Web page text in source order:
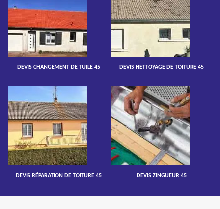
DEVIS CHANGEMENT DE TUILE 45 DEVIS NETTOYAGE DE TOITURE 45
DEVIS RÉPARATION DE TOITURE 45 DEVIS ZINGUEUR 45